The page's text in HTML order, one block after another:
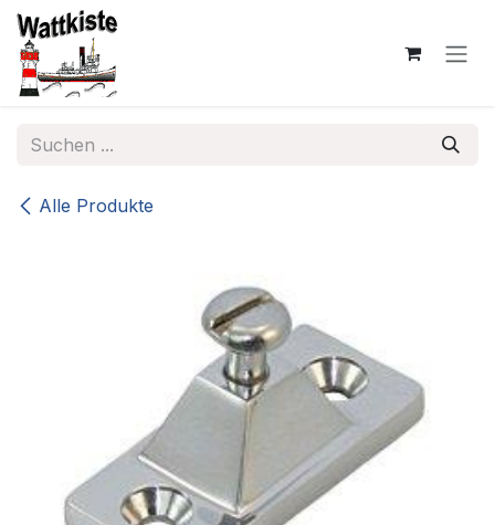
Zum Inhalt springen
Alle Produkte